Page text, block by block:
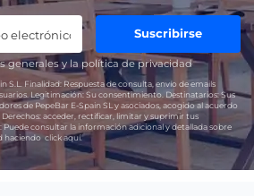
Suscribirse
generales y lapolítica de privacidad
S.L. Finalidad: Respuesta de consulta, envío de emails
Legitimación: Su consentimiento. Destinatarios:Sus
de PepeBar E-Spain SL y asociados, acogido al acuerdo
Derechos: acceder, rectificar, limitar y suprimir tus
Puede consultar la información adicional y detallada sobre
haciendoclick aquí.